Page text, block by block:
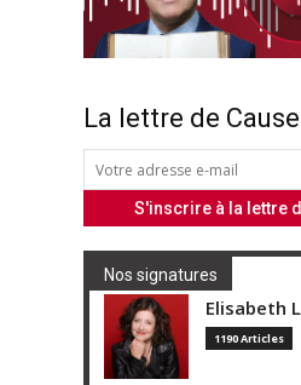
La lettre de
Nos signatures
Elisabeth
1190 Articles